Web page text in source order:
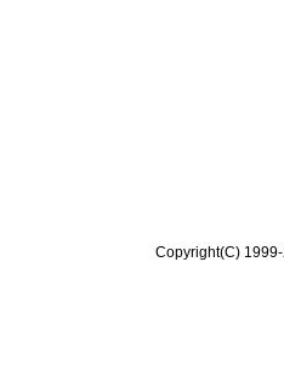
Copyright(C)